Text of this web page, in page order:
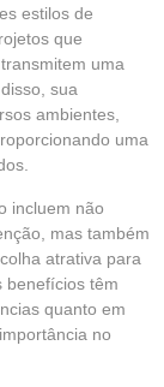
estilos de
que
uma
sua
ambientes,
uma
incluem não
mas também
atrativa para
benefícios têm
quanto em
no